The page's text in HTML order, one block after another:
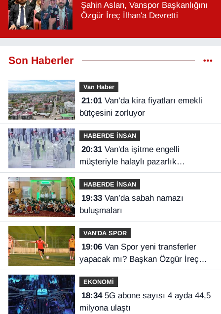
Şahin Aslan, Vanspor Başkanlığını
Özgür İreç İlhan'a Devretti
Son Haberler
Van Haber
21:01Van’da kira fiyatları emekli
bütçesini zorluyor
HABERDE İNSAN
20:31Van'da işitme engelli
müşteriyle halaylı pazarlık
gülümsetti
HABERDE İNSAN
19:33Van’da sabah namazı
buluşmaları
VAN'DA SPOR
19:06Van Spor yeni transferler
yapacak mı? Başkan Özgür İreç
İlhan açıkladı
EKONOMİ
18:345G abone sayısı 4 ayda 44,5
milyona ulaştı